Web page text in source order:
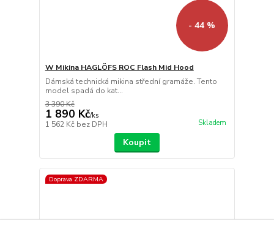
- 44 %
W Mikina HAGLÖFS ROC Flash Mid Hood
Dámská technická mikina střední gramáže. Tento
model spadá do kat...
3 390 Kč
1 890 Kč/ks
1 562 Kč bez DPH Skladem
Koupit
Doprava ZDARMA